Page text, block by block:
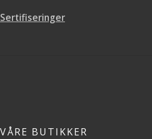
Sertifiseringer
VÅRE BUTIKKER